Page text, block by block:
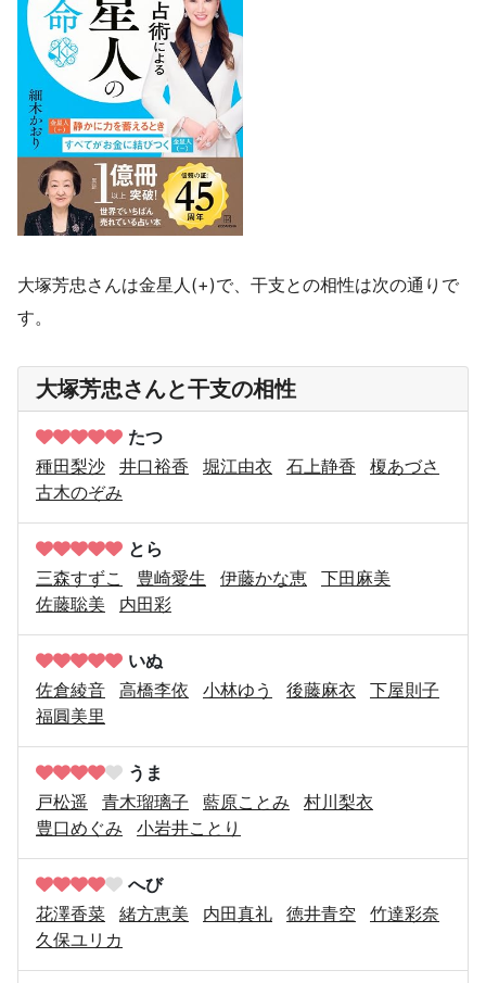
大塚芳忠さんは金星人(+)で、干支との相性は次の通りで
す。
大塚芳忠さんと干支の相性
たつ
種田梨沙
井口裕香 堀江由衣 石上静香
榎あづさ
古木のぞみ
とら
三森すずこ
豊崎愛生 伊藤かな恵
下田麻美
佐藤聡美
内田彩
いぬ
佐倉綾音
高橋李依 小林ゆう 後藤麻衣
下屋則子
福圓美里
うま
戸松遥
青木瑠璃子 藍原ことみ
村川梨衣
豊口めぐみ
小岩井ことり
へび
花澤香菜
緒方恵美 内田真礼 徳井青空
竹達彩奈
久保ユリカ